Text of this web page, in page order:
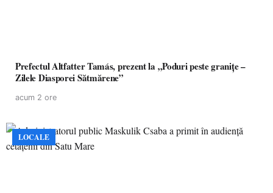
Prefectul Altfatter Tamás, prezent la „Poduri peste granițe –
Zilele Diasporei Sătmărene”
acum 2 ore
LOCALE